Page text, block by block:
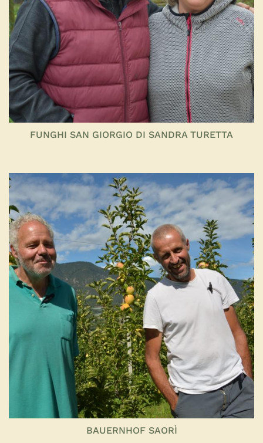
FUNGHI SAN GIORGIO DI SANDRA TURETTA
BAUERNHOF SAORÌ